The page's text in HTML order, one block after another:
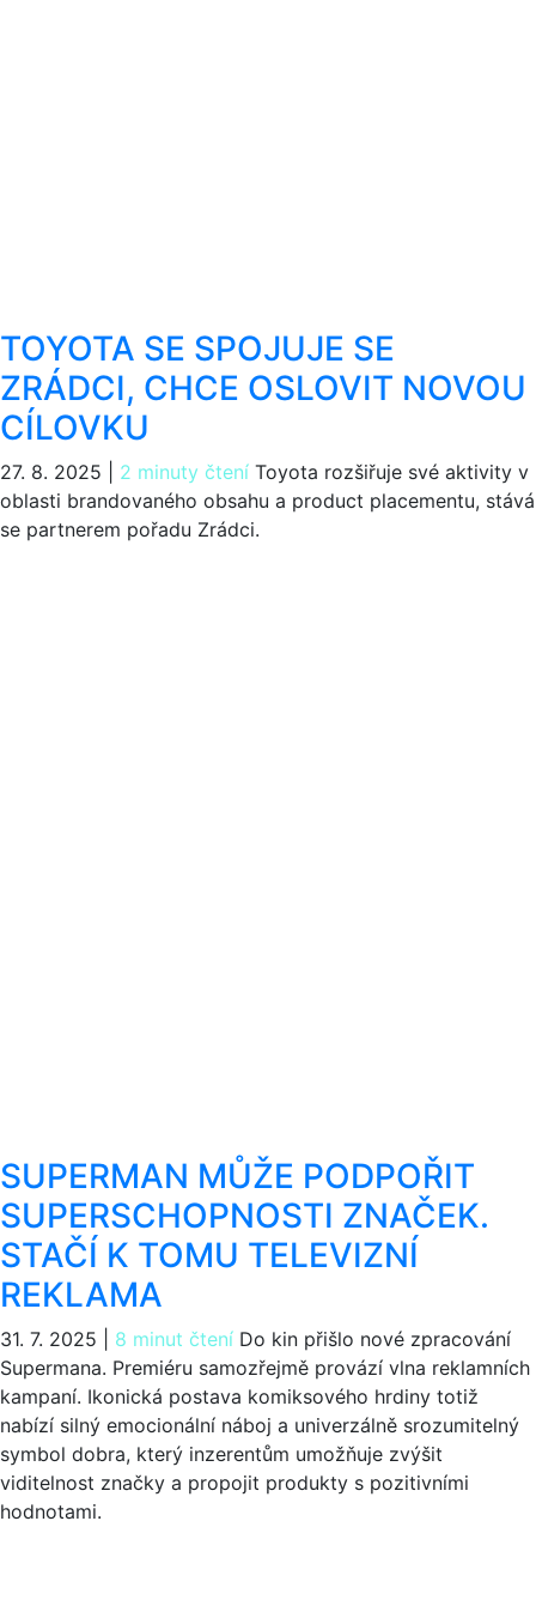
TOYOTA SE SPOJUJE SE
ZRÁDCI, CHCE OSLOVIT NOVOU
CÍLOVKU
27. 8. 2025 2 minuty čtení Toyota rozšiřuje své aktivity v
oblasti brandovaného obsahu a product placementu, stává
se partnerem pořadu Zrádci.
SUPERMAN MŮŽE PODPOŘIT
SUPERSCHOPNOSTI ZNAČEK.
STAČÍ K TOMU TELEVIZNÍ
REKLAMA
31. 7. 2025 8 minut čtení Do kin přišlo nové zpracování
Supermana. Premiéru samozřejmě provází vlna reklamních
kampaní. Ikonická postava komiksového hrdiny totiž
nabízí silný emocionální náboj a univerzálně srozumitelný
symbol dobra, který inzerentům umožňuje zvýšit
viditelnost značky a propojit produkty s pozitivními
hodnotami.